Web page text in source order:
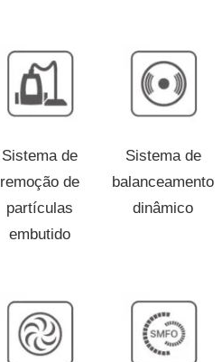
Sistema de
remoção de
partículas
embutido
Sistema de
balanceamento
dinâmico